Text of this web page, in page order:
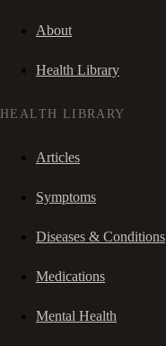
About
Health Library
HEALTH LIBRARY
Articles
Symptoms
Diseases & Conditions
Medications
Mental Health